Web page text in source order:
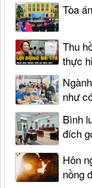
Tòa
Thu
thực
như
Bình
đích
Hôn
nồng